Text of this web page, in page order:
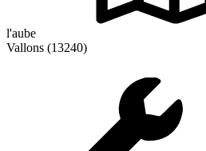
l'aube
Vallons (13240)